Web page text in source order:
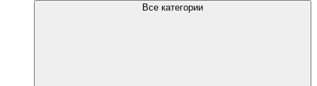
Все категории